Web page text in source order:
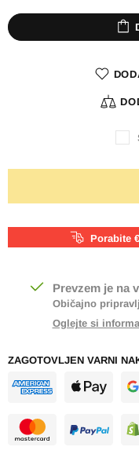
Porabite
Prevzem je na
Običajno
Oglejte si
ZAGOTOVLJEN VARNI